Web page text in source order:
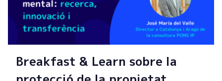
Breakfast & Learn sobre la